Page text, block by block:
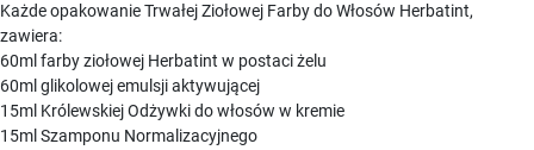
Każde opakowanie Trwałej Ziołowej Farby do Włosów Herbatint,
zawiera:
60ml farby ziołowej Herbatint w postaci żelu
60ml glikolowej emulsji aktywującej
15ml Królewskiej Odżywki do włosów w kremie
15ml Szamponu Normalizacyjnego